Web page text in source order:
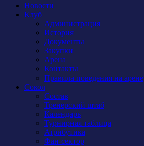
Новости
Клуб
Администрация
История
Документы
Закупки
Арена
Контакты
Правила поведения на арене
Сокол
Состав
Тренерский штаб
Календарь
Турнирная таблица
Атрибутика
Фан-сектор